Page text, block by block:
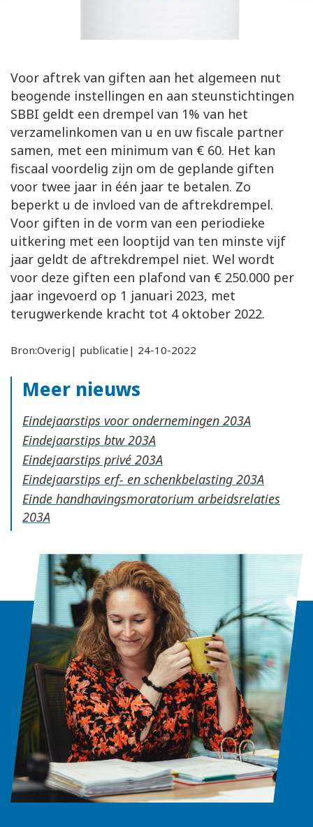
Voor aftrek van giften aan het algemeen nut
beogende instellingen en aan steunstichtingen
SBBI geldt een drempel van 1% van het
verzamelinkomen van u en uw fiscale partner
samen, met een minimum van € 60. Het kan
fiscaal voordelig zijn om de geplande giften
voor twee jaar in één jaar te betalen. Zo
beperkt u de invloed van de aftrekdrempel.
Voor giften in de vorm van een periodieke
uitkering met een looptijd van ten minste vijf
jaar geldt de aftrekdrempel niet. Wel wordt
voor deze giften een plafond van € 250.000 per
jaar ingevoerd op 1 januari 2023, met
terugwerkende kracht tot 4 oktober 2022.
Bron:Overig| publicatie| 24-10-2022
Meer nieuws
Eindejaarstips voor ondernemingen
Eindejaarstips btw
Eindejaarstips privé
Eindejaarstips erf- en schenkbelasting
Einde handhavingsmoratorium arbeidsrelaties